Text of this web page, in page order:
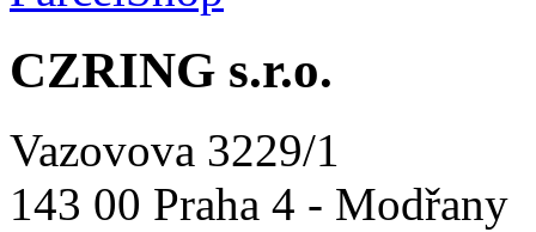
CZRING s.r.o.
Vazovova 3229/1
143 00 Praha 4 - Modřany